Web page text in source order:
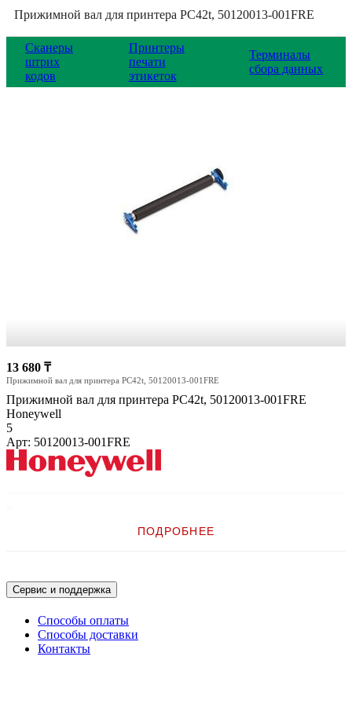
Прижимной вал для принтера PC42t, 50120013-001FRE
Сканеры
штрих
кодов
Принтеры
печати
этикеток
Терминалы
сбора данных
13 680 ₸
Прижимной вал для принтера PC42t, 50120013-001FRE
Прижимной вал для принтера PC42t, 50120013-001FRE
Honeywell
5
Арт: 50120013-001FRE
Прижимной вал для принтера PC42t
ПОДРОБНЕЕ
Сервис и поддержка
Способы оплаты
Способы доставки
Контакты